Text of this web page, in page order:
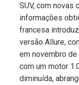
SUV, com novas
informações
francesa
versão Allure,
em novembro de
com um motor
diminuída,